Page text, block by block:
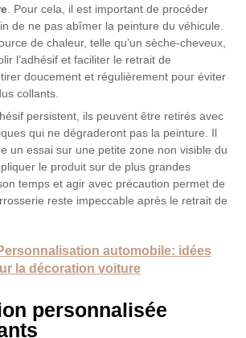
. Pour cela, il est important de procéder
de ne pas abîmer la peinture du véhicule.
de chaleur, telle qu’un sèche-cheveux,
l’adhésif et faciliter le retrait de
tirer doucement et régulièrement pour éviter
collants.
persistent, ils peuvent être retirés avec
qui ne dégraderont pas la peinture. Il
un essai sur une petite zone non visible du
le produit sur de plus grandes
temps et agir avec précaution permet de
reste impeccable après le retrait de
automobile: idées
la décoration voiture
personnalisée